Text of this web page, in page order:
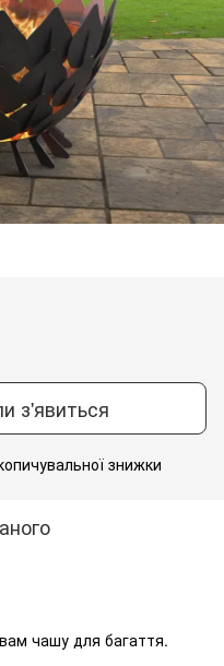
з'явиться
знижки
чашу для багаття.